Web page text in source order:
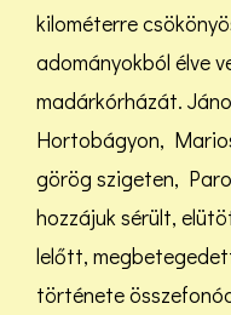
kilométerre
adományokból élve
madárkórházát.
Hortobágyon,
görög szigeten,
hozzájuk sérült,
lelőtt,
története